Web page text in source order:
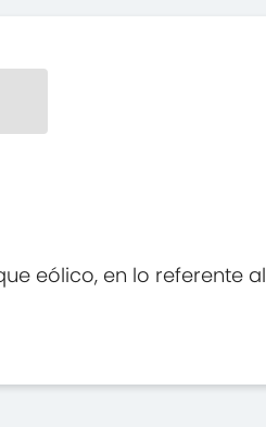
eólico, en lo referente al